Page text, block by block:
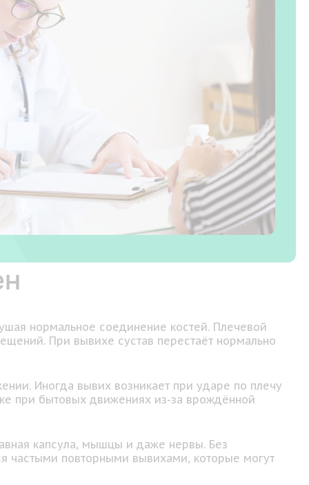
нормальное соединение костей. Плечевой
При вывихе сустав перестаёт нормально
Иногда вывих возникает при ударе по плечу
при бытовых движениях из-за врождённой
капсула, мышцы и даже нервы. Без
частыми повторными вывихами, которые могут